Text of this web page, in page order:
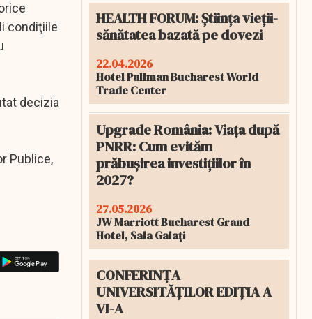
condiţiile
decizia
Publice,
HEALTH FORUM: Știința vieții-
sănătatea bazată pe dovezi
22.04.2026
Hotel Pullman Bucharest World
Trade Center
Upgrade România: Viața după
PNRR: Cum evităm
prăbușirea investițiilor în
2027?
27.05.2026
JW Marriott Bucharest Grand
Hotel, Sala Galați
CONFERINȚA
UNIVERSITĂȚILOR EDIȚIA A
VI-A